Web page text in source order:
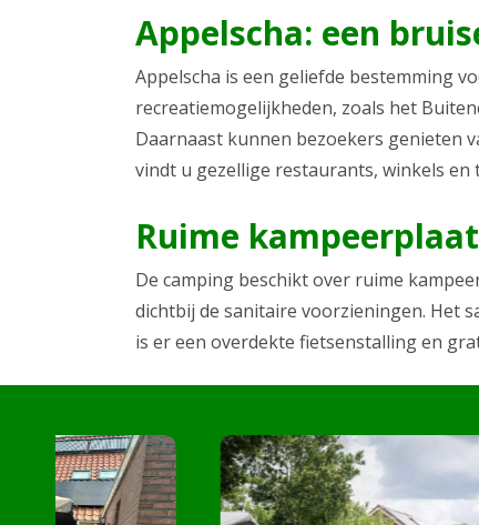
Appelscha: een
Appelscha is een geliefde bestemming
recreatiemogelijkheden, zoals het
Daarnaast kunnen bezoekers genieten
vindt u gezellige restaurants, winkels
Ruime
De camping beschikt over ruime
dichtbij de sanitaire voorzieningen. Het
is er een overdekte fietsenstalling en